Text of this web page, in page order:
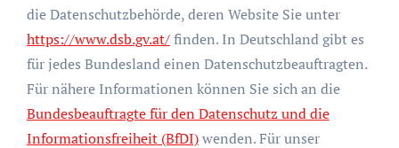
die Datenschutzbehörde, deren Website Sie unter
https://www.dsb.gv.at/finden. In Deutschland gibt es
für jedes Bundesland einen Datenschutzbeauftragten.
Für nähere Informationen können Sie sich an die
Bundesbeauftragte für den Datenschutz und die
Informationsfreiheit (BfDI)wenden. Für unser